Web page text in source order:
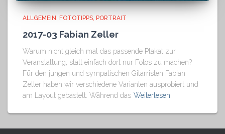
ALLGEMEIN FOTOTIPPS PORTRAIT
2017-03 Fabian Zeller
Warum nicht gleich mal das passende Plakat zur
Veranstaltung, statt einfach dort nur Fotos zu machen?
Für den jungen und sympatischen Gitarristen Fabian
Zeller haben wir verschiedene Varianten ausprobiert und
am Layout gebastelt. Während das Weiterlesen